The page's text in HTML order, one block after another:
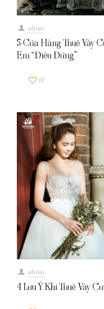
admin
5 Cửa Hàng Thuê Váy
Em “Điêu Đứng”
87
admin
4 Lưu Ý Khi Thuê Váy